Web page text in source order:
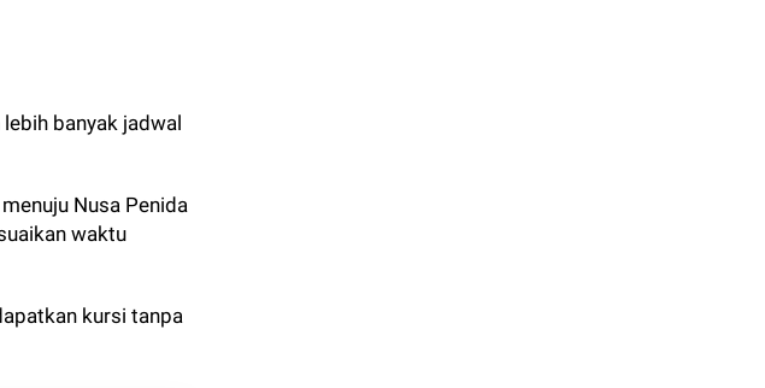
banyak jadwal
Nusa Penida
waktu
kursi tanpa